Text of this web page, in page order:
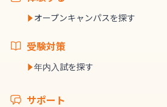
オープンキャンパスを探す
受験対策
年内入試を探す
サポート